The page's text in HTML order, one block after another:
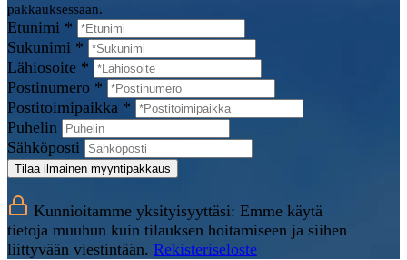
pakkauksessaan.
Etunimi *
Sukunimi *
Lähiosoite *
Postinumero *
Postitoimipaikka *
Puhelin
Sähköposti
Tilaa ilmainen myyntipakkaus
Kunnioitamme yksityisyyttäsi: Emme käytä
tietoja muuhun kuin tilauksen hoitamiseen ja siihen
liittyvään viestintään. Rekisteriseloste